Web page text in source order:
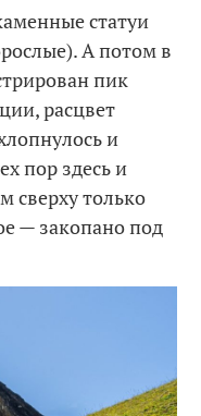
статуи
А потом в
пик
расцвет
и
пор здесь и
сверху только
— закопано под